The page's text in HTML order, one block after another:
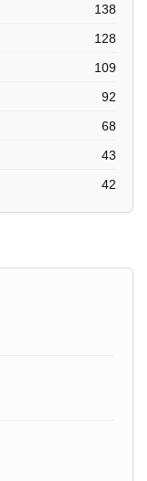
138
128
109
92
68
43
42